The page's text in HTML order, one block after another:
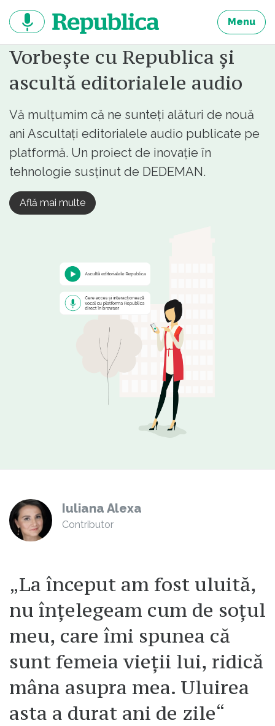
continut
Menu
Vorbește cu Republica și
ascultă editorialele audio
Vă mulțumim că ne sunteți alături de nouă
ani Ascultați editorialele audio publicate pe
platformă. Un proiect de inovație în
tehnologie susținut de DEDEMAN.
Află mai multe
Iuliana Alexa
Contributor
„La început am fost uluită,
nu înțelegeam cum de soțul
meu, care îmi spunea că
sunt femeia vieții lui, ridică
mâna asupra mea. Uluirea
asta a durat ani de zile“